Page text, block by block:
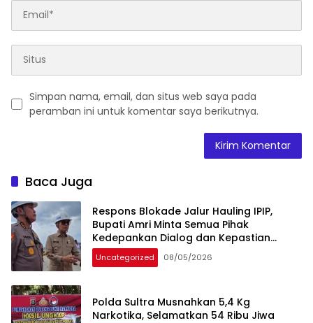
Simpan nama, email, dan situs web saya pada
peramban ini untuk komentar saya berikutnya.
Baca Juga
Respons Blokade Jalur Hauling IPIP,
Bupati Amri Minta Semua Pihak
Kedepankan Dialog dan Kepastian
Hukum
Uncategorized 08/05/2026
Polda Sultra Musnahkan 5,4 Kg
Narkotika, Selamatkan 54 Ribu Jiwa